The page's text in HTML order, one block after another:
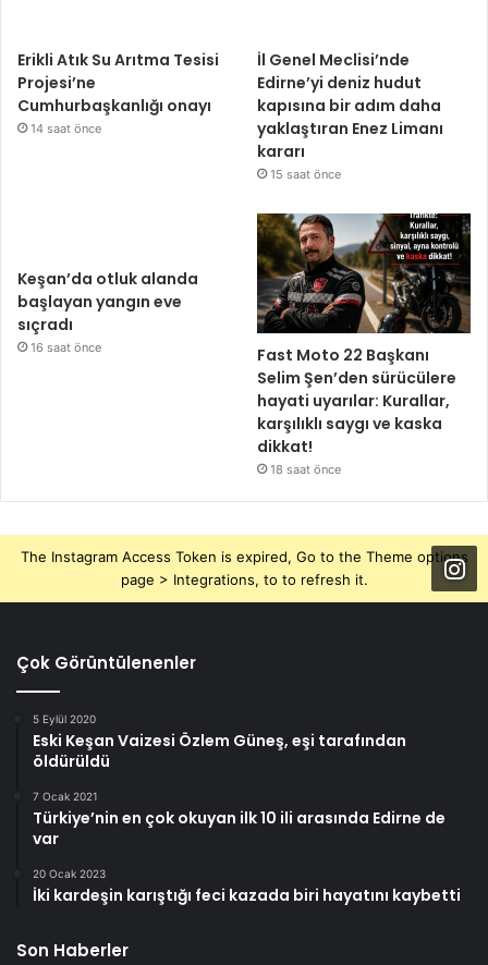
Erikli Atık Su Arıtma Tesisi
Projesi’ne
Cumhurbaşkanlığı onayı
14 saat önce
İl Genel Meclisi’nde
Edirne’yi deniz hudut
kapısına bir adım daha
yaklaştıran Enez Limanı
kararı
15 saat önce
Keşan’da otluk alanda
başlayan yangın eve
sıçradı
16 saat önce
Fast Moto 22 Başkanı
Selim Şen’den sürücülere
hayati uyarılar: Kurallar,
karşılıklı saygı ve kaska
dikkat!
18 saat önce
The Instagram Access Token is expired, Go to the Theme options
page > Integrations, to to refresh it.
Çok Görüntülenenler
5 Eylül 2020
Eski Keşan Vaizesi Özlem Güneş, eşi tarafından
öldürüldü
7 Ocak 2021
Türkiye’nin en çok okuyan ilk 10 ili arasında Edirne de
var
20 Ocak 2023
İki kardeşin karıştığı feci kazada biri hayatını kaybetti
Son Haberler